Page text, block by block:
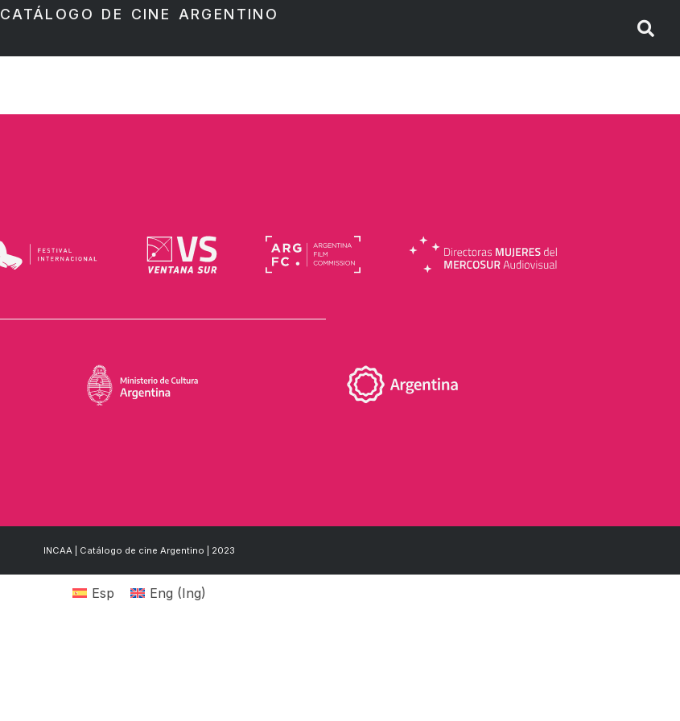
CATÁLOGO DE CINE ARGENTINO
INCAA | Catálogo de cine Argentino | 2023
Esp Eng (Ing)